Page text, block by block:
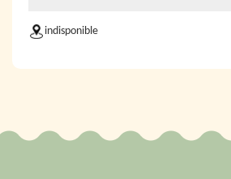
indisponible